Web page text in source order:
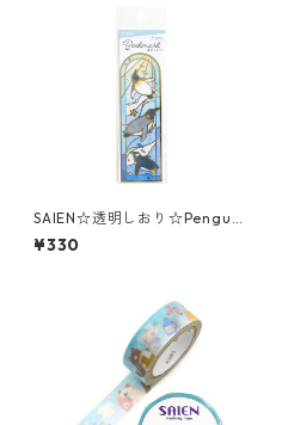
SAIEN☆透明しおり☆Penguin
☆D-1003
¥330